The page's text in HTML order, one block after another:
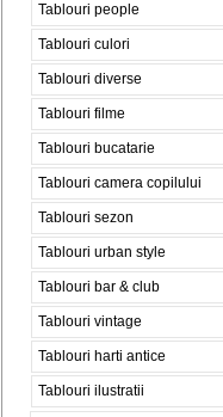
Tablouri people
Tablouri culori
Tablouri diverse
Tablouri filme
Tablouri bucatarie
Tablouri camera copilului
Tablouri sezon
Tablouri urban style
Tablouri bar & club
Tablouri vintage
Tablouri harti antice
Tablouri ilustratii